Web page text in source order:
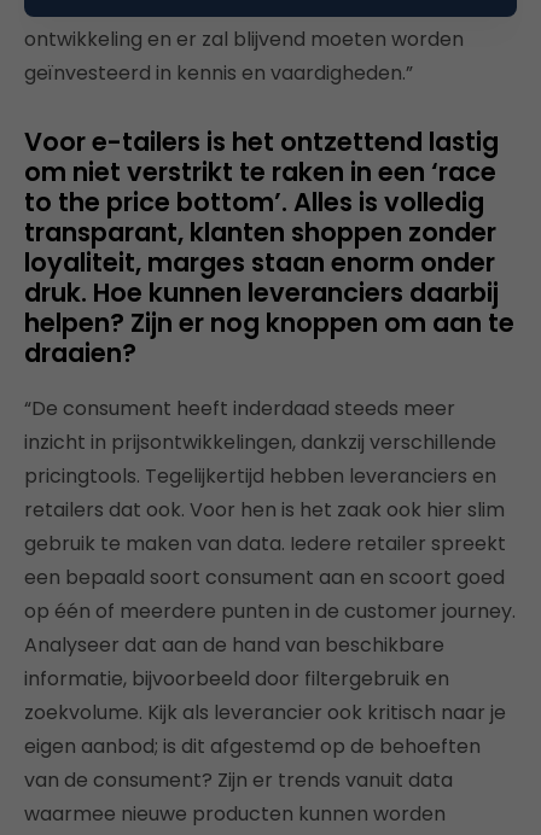
ontwikkeling en er zal blijvend moeten worden
geïnvesteerd in kennis en vaardigheden.”
Voor e-tailers is het ontzettend lastig
om niet verstrikt te raken in een ‘race
to the price bottom’. Alles is volledig
transparant, klanten shoppen zonder
loyaliteit, marges staan enorm onder
druk. Hoe kunnen leveranciers daarbij
helpen? Zijn er nog knoppen om aan te
draaien?
“De consument heeft inderdaad steeds meer
inzicht in prijsontwikkelingen, dankzij verschillende
pricingtools. Tegelijkertijd hebben leveranciers en
retailers dat ook. Voor hen is het zaak ook hier slim
gebruik te maken van data. Iedere retailer spreekt
een bepaald soort consument aan en scoort goed
op één of meerdere punten in de customer journey.
Analyseer dat aan de hand van beschikbare
informatie, bijvoorbeeld door filtergebruik en
zoekvolume. Kijk als leverancier ook kritisch naar je
eigen aanbod; is dit afgestemd op de behoeften
van de consument? Zijn er trends vanuit data
waarmee nieuwe producten kunnen worden